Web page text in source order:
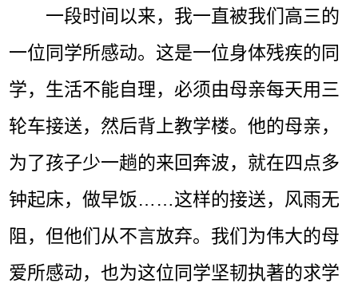
一段时间以来，我一直被我们高三的
一位同学所感动。这是一位身体残疾的同
学，生活不能自理，必须由母亲每天用三
轮车接送，然后背上教学楼。他的母亲，
为了孩子少一趟的来回奔波，就在四点多
钟起床，做早饭……这样的接送，风雨无
阻，但他们从不言放弃。我们为伟大的母
爱所感动，也为这位同学坚韧执著的求学